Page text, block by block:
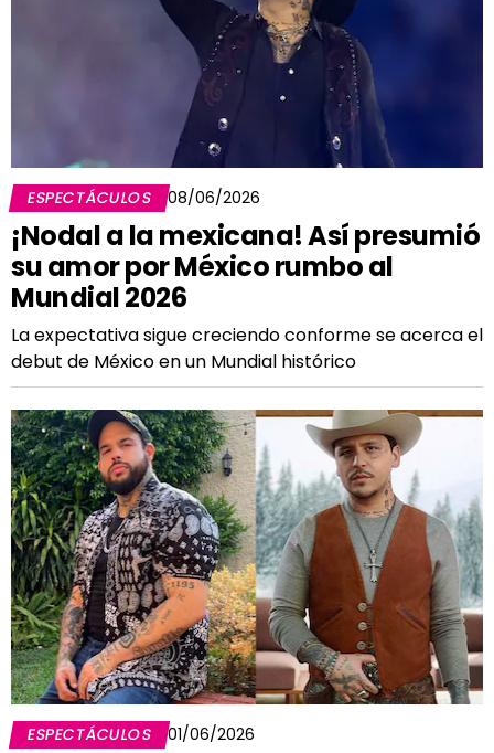
ESPECTÁCULOS 08/06/2026
¡Nodal a la mexicana! Así presumió
su amor por México rumbo al
Mundial 2026
La expectativa sigue creciendo conforme se acerca el
debut de México en un Mundial histórico
ESPECTÁCULOS 01/06/2026